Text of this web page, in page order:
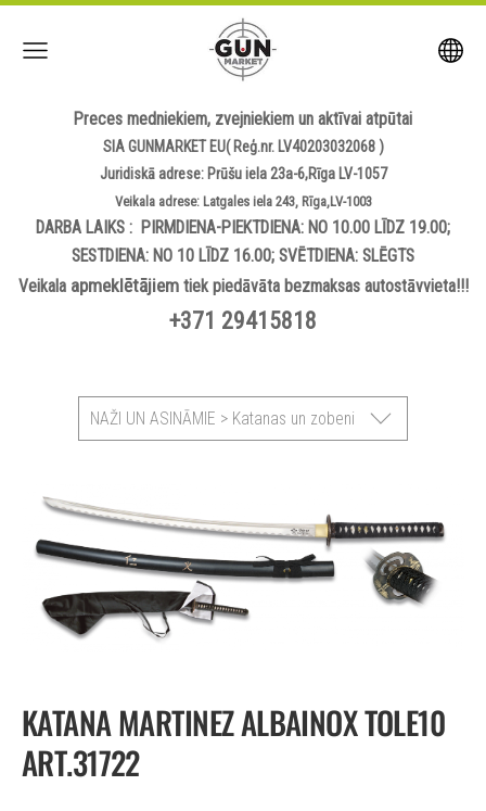
Preces medniekiem, zvejniekiem un aktīvai atpūtai
SIA GUNMARKET EU( Reģ.nr. LV40203032068 )
Juridiskā adrese: Prūšu iela 23a-6,Rīga LV-1057
Veikala adrese: Latgales iela 243, Rīga,LV-1003
DARBA LAIKS : PIRMDIENA-PIEKTDIENA: NO 10.00 LĪDZ 19.00;
SESTDIENA: NO 10 LĪDZ 16.00; SVĒTDIENA: SLĒGTS
Veikala apmeklētājiemtiek piedāvāta bezmaksas autostāvvieta!!!
+371 29415818
NAŽI UN ASINĀMIE > Katanas un zobeni
KATANA MARTINEZ ALBAINOX TOLE10
ART.31722